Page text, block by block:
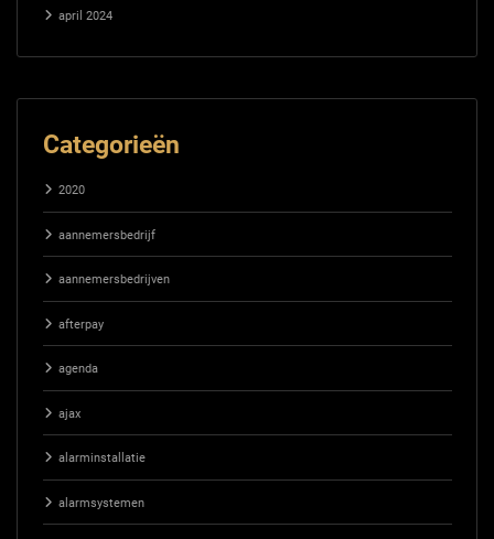
april 2024
Categorieën
2020
aannemersbedrijf
aannemersbedrijven
afterpay
agenda
ajax
alarminstallatie
alarmsystemen